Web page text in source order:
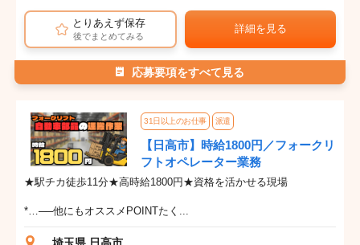
とりあえず保存
後でまとめてみる
詳細を見る
応募要項をすべて見る
31日以上のお仕事 派遣
【日高市】時給1800円／フォークリ
フトオペレーター業務
★駅チカ徒歩11分★高時給1800円★資格を活かせる現場
*…──他にもオススメPOINTたく...